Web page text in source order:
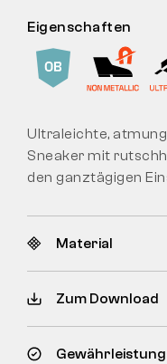
Eigenschaften
Ultraleichte,
Sneaker mit
den ganztägigen
Material
Zum Download